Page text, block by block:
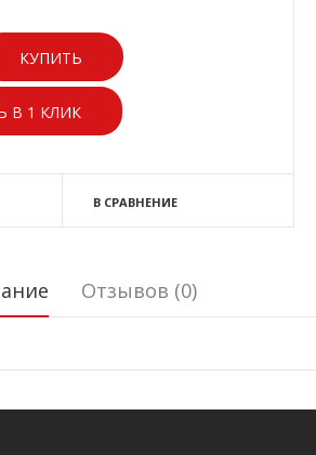
В 1 КЛИК
В СРАВНЕНИЕ
Отзывов (0)